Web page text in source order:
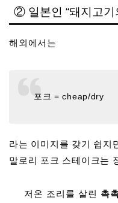
② 일본인 “돼지고기
해외에서는
포크 = cheap/dry
라는 이미지를 갖기 쉽지
말로리 포크 스테이크는
저온 조리를 살린 촉